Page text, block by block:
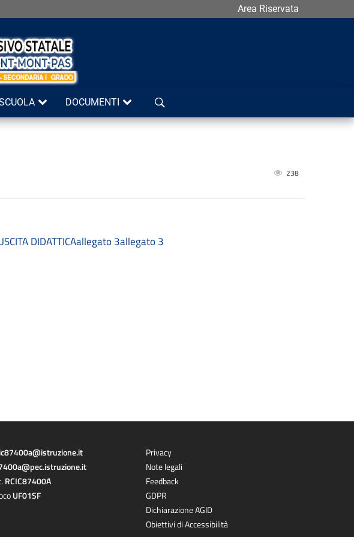
Area Riservata
Cerca
DOCUMENTI
238
DIDATTICAallegato 3allegato 3
RCIC87400A
UF01SF
Privacy
Note legali
Feedback
GDPR
Dichiarazione AGID
Obiettivi di Accessibilità